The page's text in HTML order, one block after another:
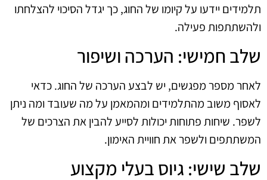
תלמידים יידעו על קיומו של החוג, כך יגדל הסיכוי להצלחתו
ולהשתתפות פעילה.
שלב חמישי: הערכה ושיפור
לאחר מספר מפגשים, יש לבצע הערכה של החוג. כדאי
לאסוף משוב מהתלמידים ומהמאמן על מה שעובד ומה ניתן
לשפר. שיחות פתוחות יכולות לסייע להבין את הצרכים של
המשתתפים ולשפר את חוויית האימון.
שלב שישי: גיוס בעלי מקצוע